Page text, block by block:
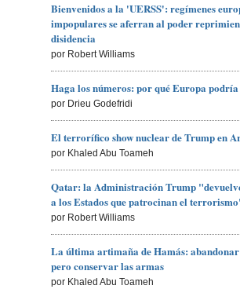
Bienvenidos a la 'UERSS': regímenes
impopulares se aferran al poder
disidencia
por Robert Williams
Haga los números: por qué Europa
por Drieu Godefridi
El terrorífico show nuclear de Trump en
por Khaled Abu Toameh
Qatar: la Administración Trump
a los Estados que patrocinan el
por Robert Williams
La última artimaña de Hamás:
pero conservar las armas
por Khaled Abu Toameh